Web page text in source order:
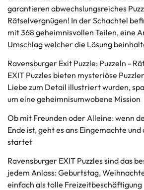
garantieren abwechslungsreiches
Rätselvergnügen! In der Schachtel
mit 368 geheimnisvollen Teilen, eine
Umschlag welcher die Lösung
Ravensburger Exit Puzzle: Puzzeln -
EXIT Puzzles bieten mysteriöse
Liebe zum Detail illustriert wurden,
um eine geheimnisumwobene Mission
Ob mit Freunden oder Alleine: wenn
Ende ist, geht es ans Eingemachte und
startet
Ravensburger EXIT Puzzles sind das
jedem Anlass: Geburtstag,
einfach als tolle Freizeitbeschäftigung